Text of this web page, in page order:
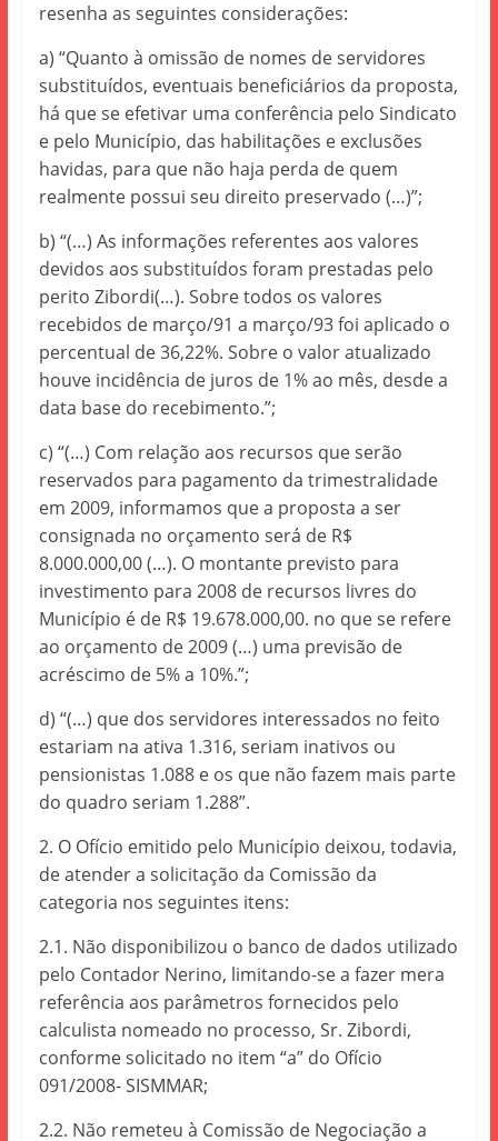
resenha as seguintes considerações:
a) “Quanto à omissão de nomes de servidores
substituídos, eventuais beneficiários da proposta,
há que se efetivar uma conferência pelo Sindicato
e pelo Município, das habilitações e exclusões
havidas, para que não haja perda de quem
realmente possui seu direito preservado (…)”;
b) “(…) As informações referentes aos valores
devidos aos substituídos foram prestadas pelo
perito Zibordi(…). Sobre todos os valores
recebidos de março/91 a março/93 foi aplicado o
percentual de 36,22%. Sobre o valor atualizado
houve incidência de juros de 1% ao mês, desde a
data base do recebimento.”;
c) “(…) Com relação aos recursos que serão
reservados para pagamento da trimestralidade
em 2009, informamos que a proposta a ser
consignada no orçamento será de R$
8.000.000,00 (…). O montante previsto para
investimento para 2008 de recursos livres do
Município é de R$ 19.678.000,00. no que se refere
ao orçamento de 2009 (…) uma previsão de
acréscimo de 5% a 10%.”;
d) “(…) que dos servidores interessados no feito
estariam na ativa 1.316, seriam inativos ou
pensionistas 1.088 e os que não fazem mais parte
do quadro seriam 1.288”.
2. O Ofício emitido pelo Município deixou, todavia,
de atender a solicitação da Comissão da
categoria nos seguintes itens:
2.1. Não disponibilizou o banco de dados utilizado
pelo Contador Nerino, limitando-se a fazer mera
referência aos parâmetros fornecidos pelo
calculista nomeado no processo, Sr. Zibordi,
conforme solicitado no item “a” do Ofício
091/2008- SISMMAR;
2.2. Não remeteu à Comissão de Negociação a